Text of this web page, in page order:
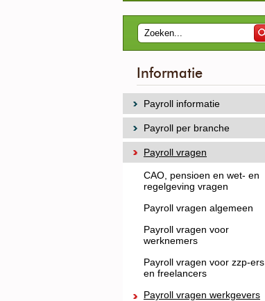
Informatie
Payroll informatie
Payroll per branche
Payroll vragen
CAO, pensioen en wet- en
regelgeving vragen
Payroll vragen algemeen
Payroll vragen voor
werknemers
Payroll vragen voor zzp-ers
en freelancers
Payroll vragen werkgevers